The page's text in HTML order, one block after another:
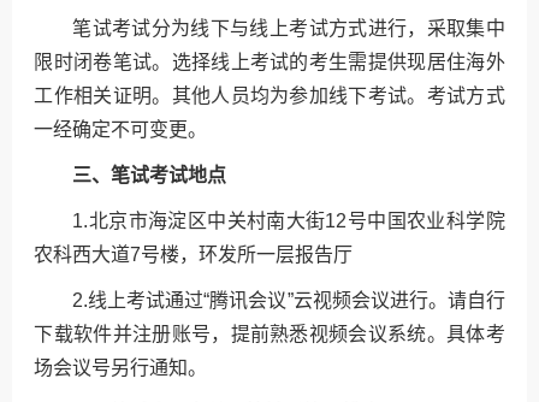
笔试考试分为线下与线上考试方式进行，采取集中
限时闭卷笔试。选择线上考试的考生需提供现居住海外
工作相关证明。其他人员均为参加线下考试。考试方式
一经确定不可变更。
三、笔试考试地点
1.北京市海淀区中关村南大街12号中国农业科学院
农科西大道7号楼，环发所一层报告厅
2.线上考试通过“腾讯会议”云视频会议进行。请自行
下载软件并注册账号，提前熟悉视频会议系统。具体考
场会议号另行通知。